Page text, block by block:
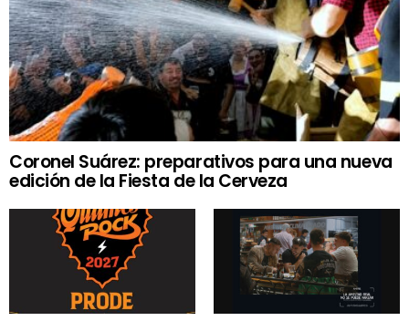
Coronel Suárez: preparativos para una nueva
edición de la Fiesta de la Cerveza